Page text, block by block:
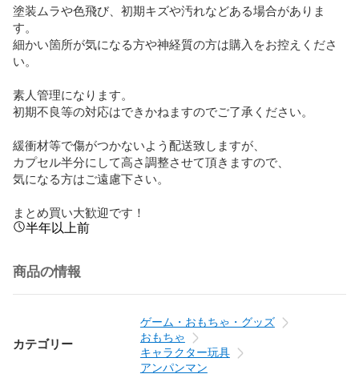
塗装ムラや色飛び、初期キズや汚れなどある場合がありま
す。
細かい箇所が気になる方や神経質の方は購入をお控えくださ
い。
素人管理になります。
初期不良等の対応はできかねますのでご了承ください。
緩衝材等で傷がつかないよう配送致しますが、
カプセル半分にして高さ調整させて頂きますので、
気になる方はご遠慮下さい。
まとめ買い大歓迎です！
半年以上前
商品の情報
カテゴリー
ゲーム・おもちゃ・グッズ
おもちゃ
キャラクター玩具
アンパンマン